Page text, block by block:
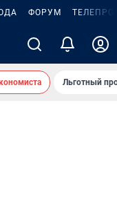
ФОРУМ
Льготный